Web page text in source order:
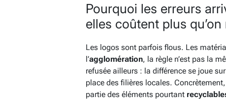
Pourquoi les erreurs
elles coûtent plus qu’on
Les logos sont parfois flous. Les
l’agglomération, la règle n’est pas la
refusée ailleurs : la différence se joue
place des filières locales.
partie des éléments pourtant